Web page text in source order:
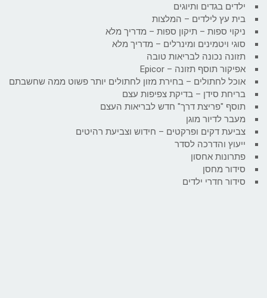
ילדים בגדים ותיוגים
בית עץ לילדים – המלצות
ניקוי ספות – תיקון ספות – מדריך מלא
סוגי ויטמינים ומינרלים – מדריך מלא
תזונה נכונה לבריאות טובה
אפיקור תוסף תזונה – Epicor
אוכל לחתולים – בחירת מזון לחתולים יותר פשוט ממה שחשבתם
בריחת סידן – בדיקת צפיפות עצם
תוסף "פריצת דרך" חדש לבריאות העצם
מעבר לדיור מוגן
צביעת דקים ופרקטים – חידוש וצביעת רהיטים
ייעוץ והדרכה לסדר
פתרונות אחסון
סידור מחסן
סידור חדרי ילדים